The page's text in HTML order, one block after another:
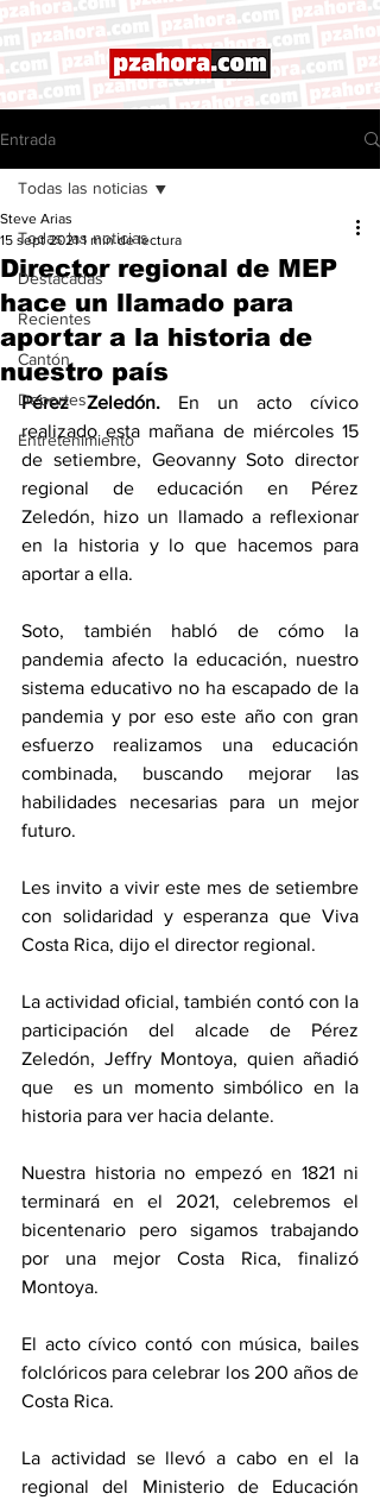
Entrada
Todas las noticias
Destacadas
Recientes
Cantón
Deportes
Entretenimiento
Todas las noticias
Director regional de MEP
hace un llamado para
aportar a la historia de
nuestro país
Steve Arias
15 sept 2021 1 min de lectura
Pérez Zeledón. En un acto cívico
realizado esta mañana de miércoles 15
de setiembre, Geovanny Soto director
regional de educación en Pérez
Zeledón, hizo un llamado a reflexionar
en la historia y lo que hacemos para
aportar a ella.
Soto, también habló de cómo la
pandemia afecto la educación, nuestro
sistema educativo no ha escapado de la
pandemia y por eso este año con gran
esfuerzo realizamos una educación
combinada, buscando mejorar las
habilidades necesarias para un mejor
futuro.
Les invito a vivir este mes de setiembre
con solidaridad y esperanza que Viva
Costa Rica, dijo el director regional.
La actividad oficial, también contó con la
participación del alcade de Pérez
Zeledón, Jeffry Montoya, quien añadió
que  es un momento simbólico en la
historia para ver hacia delante.
Nuestra historia no empezó en 1821 ni
terminará en el 2021, celebremos el
bicentenario pero sigamos trabajando
por una mejor Costa Rica, finalizó
Montoya.
El acto cívico contó con música, bailes
folclóricos para celebrar los 200 años de
Costa Rica.
La actividad se llevó a cabo en el la
regional del Ministerio de Educación